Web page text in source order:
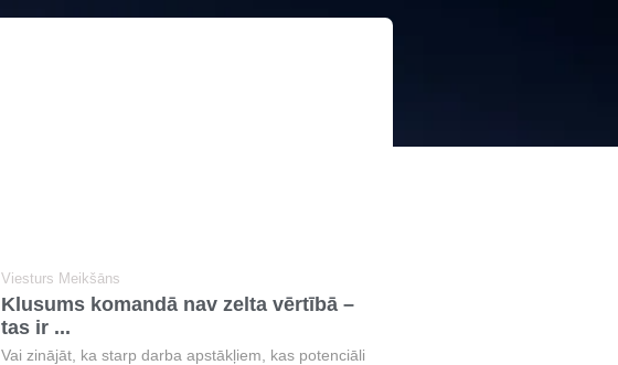
Viesturs Meikšāns
Klusums komandā nav zelta vērtībā –
tas ir ...
Vai zinājāt, ka starp darba apstākļiem, kas potenciāli